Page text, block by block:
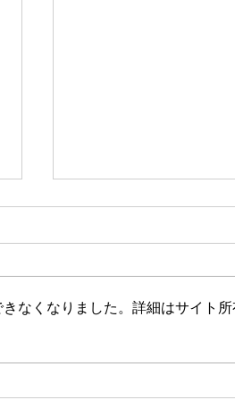
新たな在り方
体調を壊してから、強
ない、というパターン
わりたくても変われな
なくなりました。詳細はサイト